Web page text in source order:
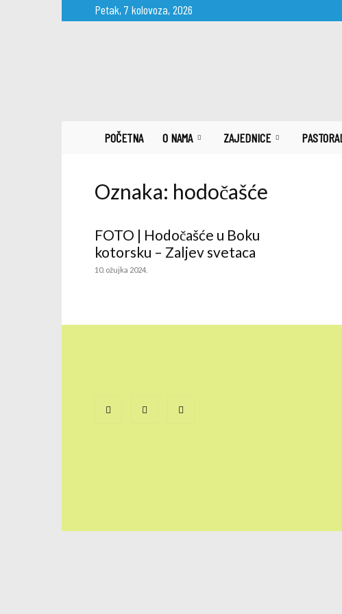
Petak, 7 kolovoza, 2026
POČETNA O NAMA ZAJEDNICE
Oznaka: hodočašće
FOTO | Hodočašće u Boku
kotorsku – Zaljev svetaca
10. ožujka 2024.